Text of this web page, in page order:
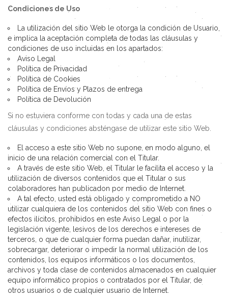
Condiciones de Uso
La utilización del sitio Web le otorga la condición de Usuario,
e implica la aceptación completa de todas las cláusulas y
condiciones de uso incluidas en los apartados:
Aviso Legal
Política de Privacidad
Política de Cookies
Política de Envíos y Plazos de entrega
Política de Devolución
Si no estuviera conforme con todas y cada una de estas
cláusulas y condiciones absténgase de utilizar este sitio Web.
El acceso a este sitio Web no supone, en modo alguno, el
inicio de una relación comercial con el Titular.
A través de este sitio Web, el Titular le facilita el acceso y la
utilización de diversos contenidos que el Titular o sus
colaboradores han publicadon por medio de Internet.
A tal efecto, usted está obligado y comprometido a NO
utilizar cualquiera de los contenidos del sitio Web con fines o
efectos ilícitos, prohibidos en este Aviso Legal o por la
legislación vigente, lesivos de los derechos e intereses de
terceros, o que de cualquier forma puedan dañar, inutilizar,
sobrecargar, deteriorar o impedir la normal utilización de los
contenidos, los equipos informáticos o los documentos,
archivos y toda clase de contenidos almacenados en cualquier
equipo informático propios o contratados por el Titular, de
otros usuarios o de cualquier usuario de Internet.